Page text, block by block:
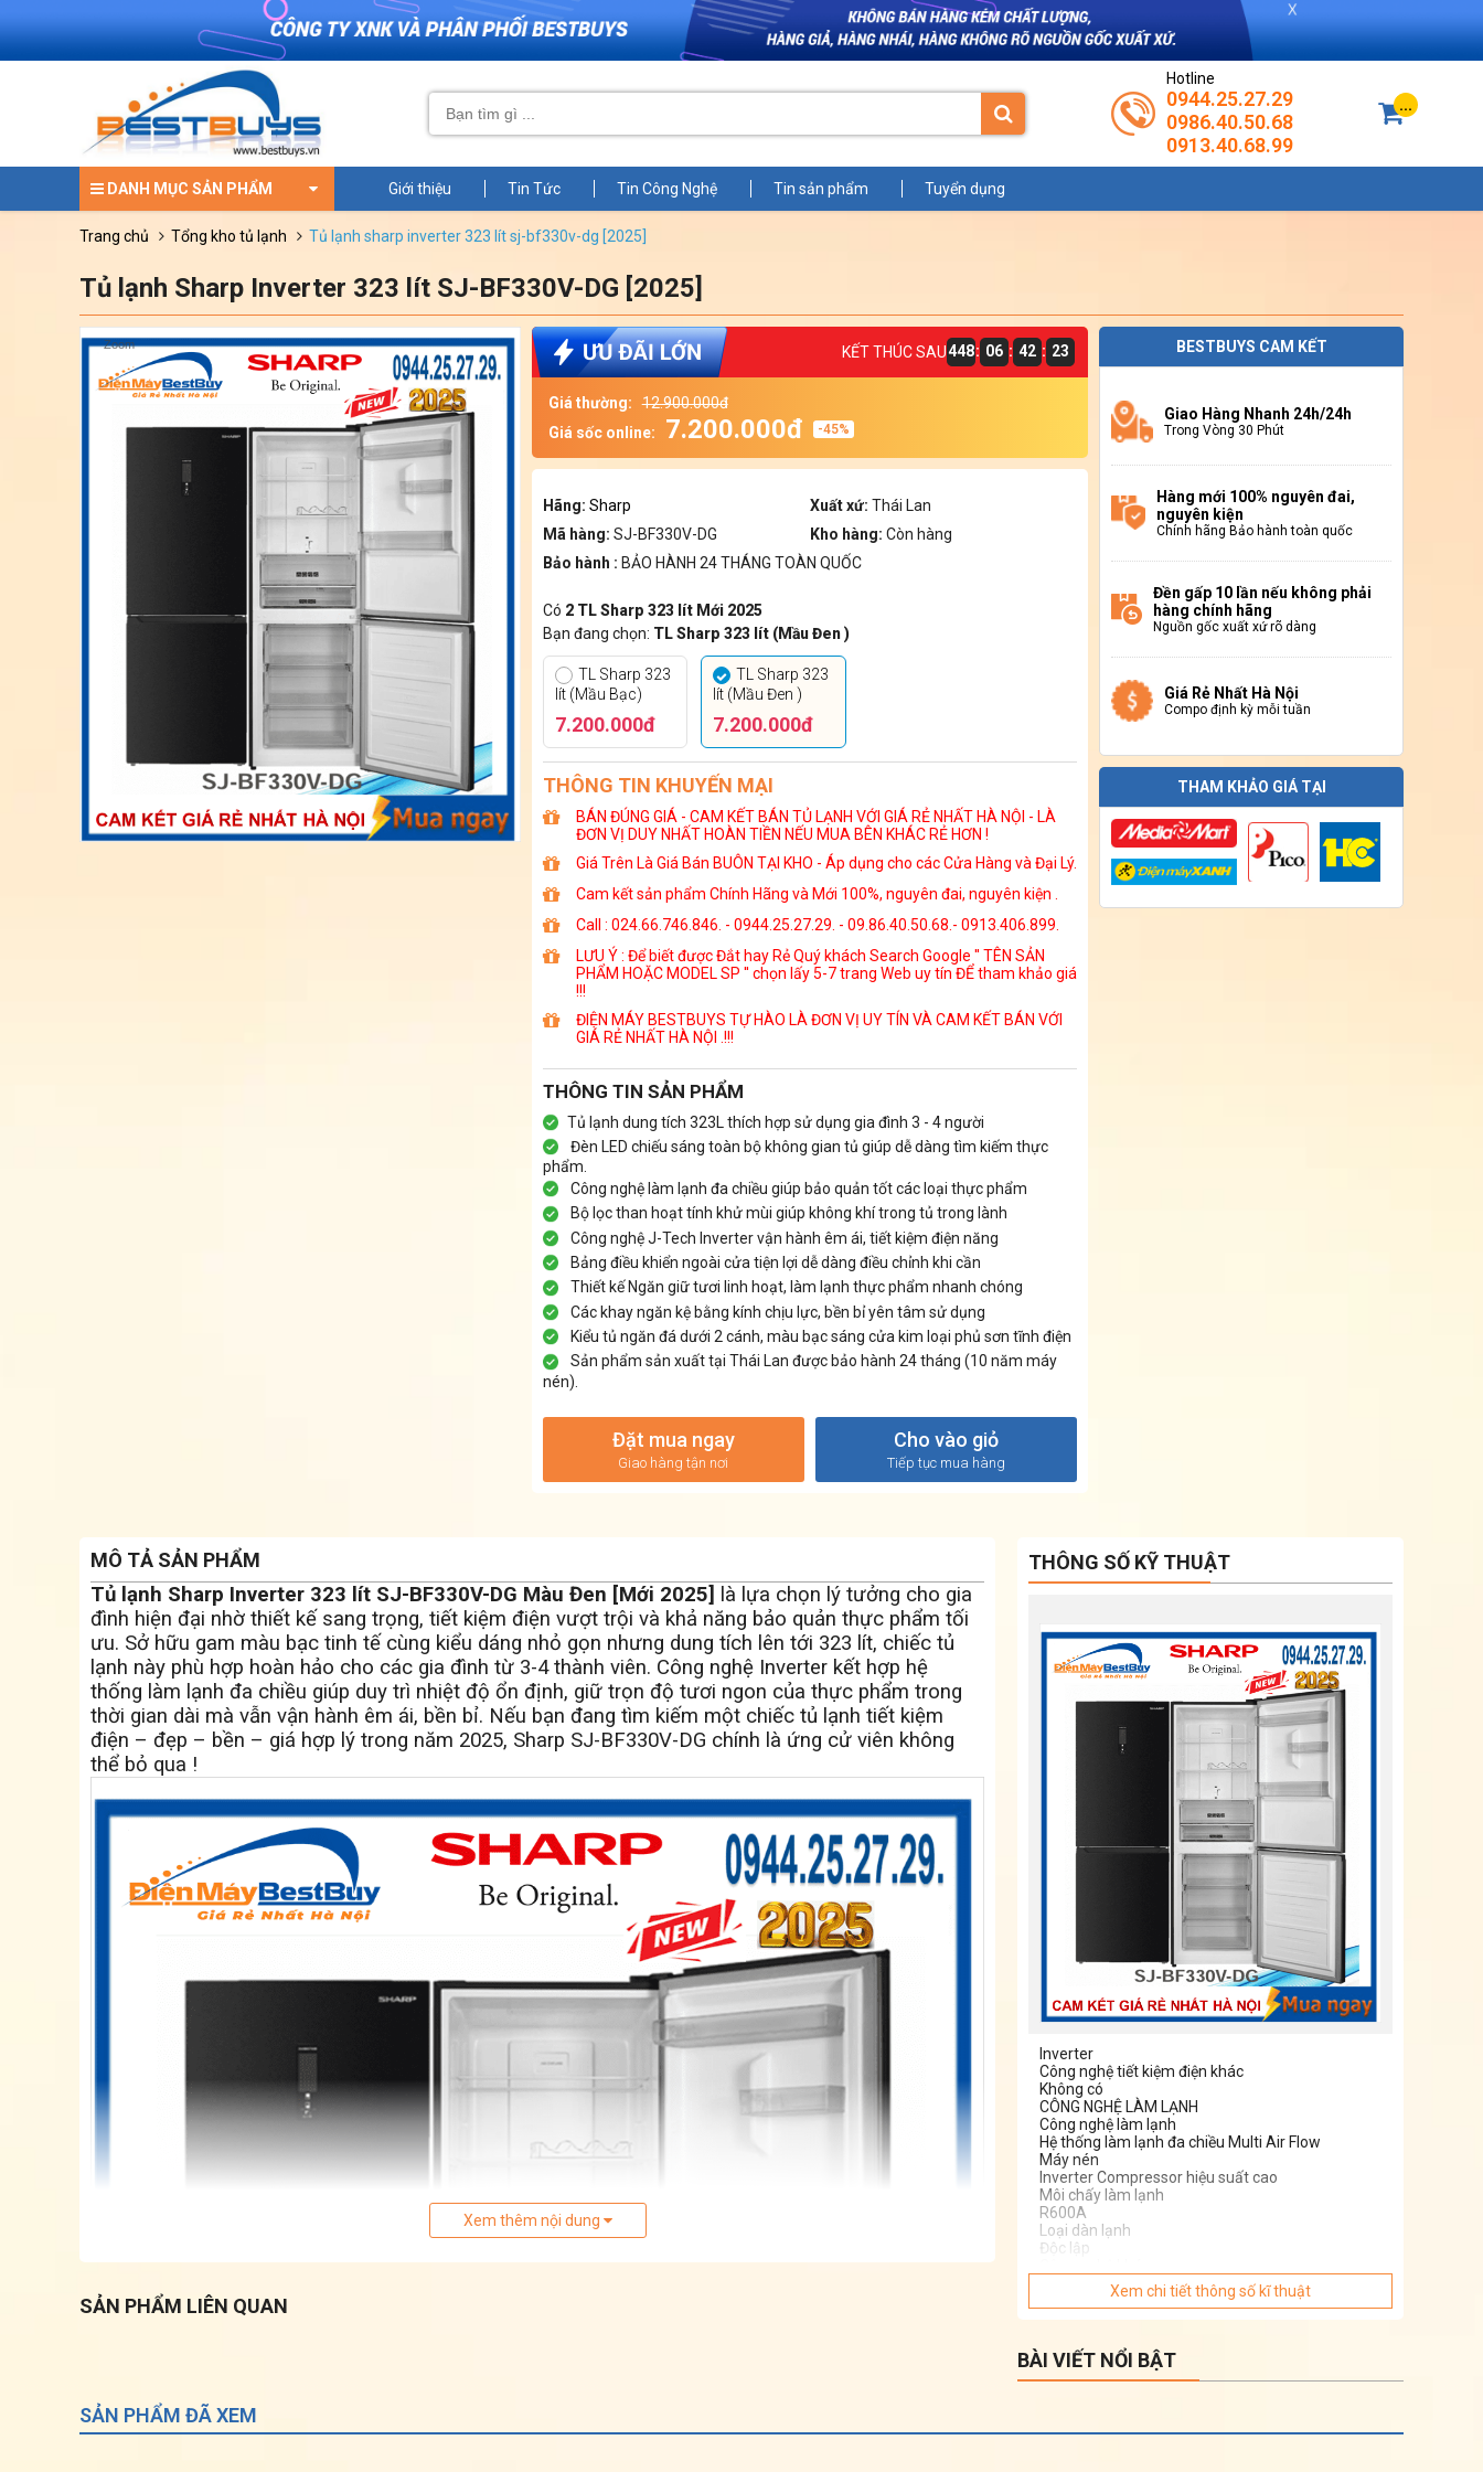
Hotline
0944.25.27.29
0986.40.50.68
0913.40.68.99
...
DANH MỤC SẢN PHẨM Giới thiệu Tin Tức Tin Công Nghệ Tin sản phẩm Tuyển dụng
trang chủ tổng kho tủ lạnh tủ lạnh sharp inverter 323 lít sj-bf330v-dg [2025]
Tủ lạnh Sharp Inverter 323 lít SJ-BF330V-DG [2025]
Zoom KẾT THÚC SAU448: 06 : 42 : 22
Giá thường:
12.900.000đ
Giá sốc online:
7.200.000đ -45%
Hãng: Sharp Xuất xứ: Thái Lan
Mã hàng: SJ-BF330V-DG Kho hàng: Còn hàng
Bảo hành : BẢO HÀNH 24 THÁNG TOÀN QUỐC
Có 2 TL Sharp 323 lít Mới 2025
Bạn đang chọn: TL Sharp 323 lít (Mầu Đen )
TL Sharp 323
lít (Mầu Bạc)
7.200.000đ
TL Sharp 323
lít (Mầu Đen )
7.200.000đ
THÔNG TIN KHUYẾN MẠI
BÁN ĐÚNG GIÁ - CAM KẾT BÁN TỦ LẠNH VỚI GIÁ RẺ NHẤT HÀ NỘI - LÀ
ĐƠN VỊ DUY NHẤT HOÀN TIỀN NẾU MUA BÊN KHÁC RẺ HƠN !
Giá Trên Là Giá Bán BUÔN TẠI KHO - Áp dụng cho các Cửa Hàng và Đại Lý.
Cam kết sản phẩm Chính Hãng và Mới 100%, nguyên đai, nguyên kiện .
Call : 024.66.746.846. - 0944.25.27.29. - 09.86.40.50.68.- 0913.406.899.
LƯU Ý : Để biết được Đắt hay Rẻ Quý khách Search Google '' TÊN SẢN
PHẨM HOẶC MODEL SP '' chọn lấy 5-7 trang Web uy tín ĐỂ tham khảo giá
!!!
ĐIỆN MÁY BESTBUYS TỰ HÀO LÀ ĐƠN VỊ UY TÍN VÀ CAM KẾT BÁN VỚI
GIÁ RẺ NHẤT HÀ NỘI .!!!
THÔNG TIN SẢN PHẨM
Tủ lạnh dung tích 323L thích hợp sử dụng gia đình 3 - 4 người
Đèn LED chiếu sáng toàn bộ không gian tủ giúp dễ dàng tìm kiếm thực
phẩm.
Công nghệ làm lạnh đa chiều giúp bảo quản tốt các loại thực phẩm
Bộ lọc than hoạt tính khử mùi giúp không khí trong tủ trong lành
Công nghệ J-Tech Inverter vận hành êm ái, tiết kiệm điện năng
Bảng điều khiển ngoài cửa tiện lợi dễ dàng điều chỉnh khi cần
Thiết kế Ngăn giữ tươi linh hoạt, làm lạnh thực phẩm nhanh chóng
Các khay ngăn kệ bằng kính chịu lực, bền bỉ yên tâm sử dụng
Kiểu tủ ngăn đá dưới 2 cánh, màu bạc sáng cửa kim loại phủ sơn tĩnh điện
Sản phẩm sản xuất tại Thái Lan được bảo hành 24 tháng (10 năm máy
nén).
Đặt mua ngay
Giao hàng tận nơi
Cho vào giỏ
Tiếp tục mua hàng
BESTBUYS CAM KẾT
Giao Hàng Nhanh 24h/24h
Trong Vòng 30 Phút
Hàng mới 100% nguyên đai,
nguyên kiện
Chính hãng Bảo hành toàn quốc
Đền gấp 10 lần nếu không phải
hàng chính hãng
Nguồn gốc xuất xứ rõ dàng
Giá Rẻ Nhất Hà Nội
Compo định kỳ mỗi tuần
THAM KHẢO GIÁ TẠI
MÔ TẢ SẢN PHẨM
Tủ lạnh Sharp Inverter 323 lít SJ-BF330V-DG Màu Đen [Mới 2025] là lựa chọn lý tưởng cho gia
đình hiện đại nhờ thiết kế sang trọng, tiết kiệm điện vượt trội và khả năng bảo quản thực phẩm tối
ưu. Sở hữu gam màu bạc tinh tế cùng kiểu dáng nhỏ gọn nhưng dung tích lên tới 323 lít, chiếc tủ
lạnh này phù hợp hoàn hảo cho các gia đình từ 3-4 thành viên. Công nghệ Inverter kết hợp hệ
thống làm lạnh đa chiều giúp duy trì nhiệt độ ổn định, giữ trọn độ tươi ngon của thực phẩm trong
thời gian dài mà vẫn vận hành êm ái, bền bỉ. Nếu bạn đang tìm kiếm một chiếc tủ lạnh tiết kiệm
điện – đẹp – bền – giá hợp lý trong năm 2025, Sharp SJ-BF330V-DG chính là ứng cử viên không
thể bỏ qua !
Xem thêm nội dung
SẢN PHẨM LIÊN QUAN
THÔNG SỐ KỸ THUẬT
Inverter
Công nghệ tiết kiệm điện khác
Không có
CÔNG NGHỆ LÀM LẠNH
Công nghệ làm lạnh
Hệ thống làm lạnh đa chiều Multi Air Flow
Máy nén
Inverter Compressor hiệu suất cao
Môi chấy làm lạnh
R600A
Loại dàn lạnh
Độc lập
CÔNG NGHỆ BẢO QUẢN THỰC PHẨM
Ngăn lạnh
Ngăn đông
Cấp đông cho thực phẩm
Xem chi tiết thông số kĩ thuật
BÀI VIẾT NỔI BẬT
SẢN PHẨM ĐÃ XEM